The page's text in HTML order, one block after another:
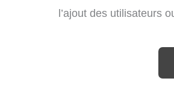
l’ajout des utilisateurs